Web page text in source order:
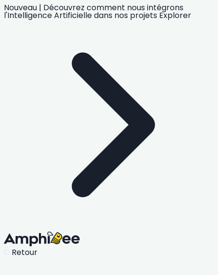
Nouveau | Découvrez comment nous intégrons
l'Intelligence Artificielledans nos projets Explorer
Retour